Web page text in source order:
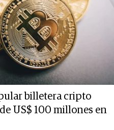
billetera cripto
US$ 100 millones en